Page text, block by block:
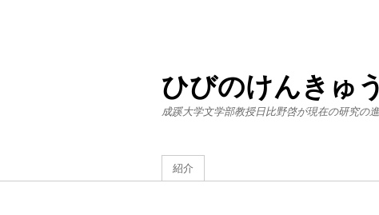
ひびのけんきゅう
成蹊大学文学部教授日比野啓が現在の研究の
紹介